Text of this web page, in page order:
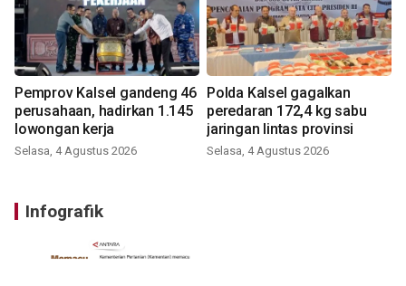
Pemprov Kalsel gandeng 46
perusahaan, hadirkan 1.145
lowongan kerja
Selasa, 4 Agustus 2026
Polda Kalsel gagalkan
peredaran 172,4 kg sabu
jaringan lintas provinsi
Selasa, 4 Agustus 2026
Infografik